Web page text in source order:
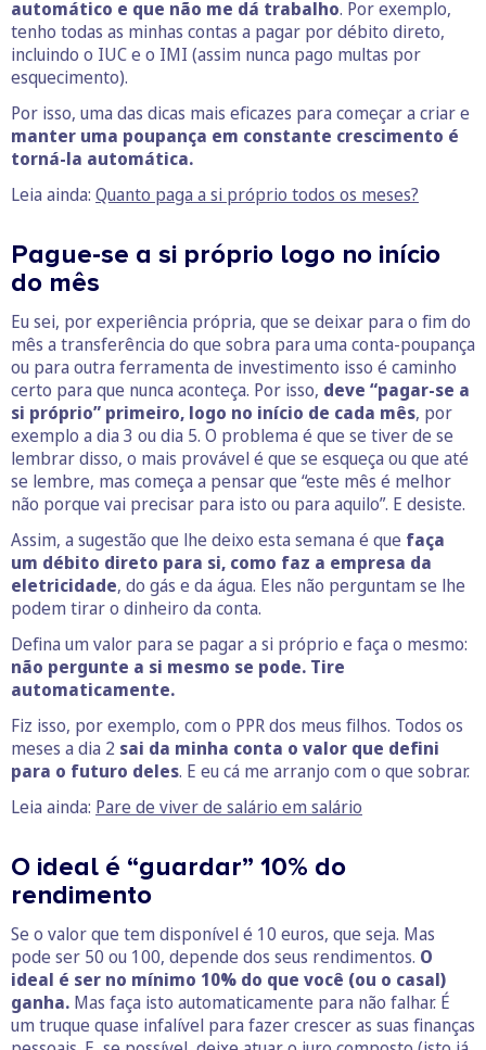
automático e que não me dá trabalho. Por exemplo,
tenho todas as minhas contas a pagar por débito direto,
incluindo o IUC e o IMI (assim nunca pago multas por
esquecimento).
Por isso, uma das dicas mais eficazes para começar a criar e
manter uma poupança em constante crescimento é
torná-la automática.
Leia ainda: Quanto paga a si próprio todos os meses?
Pague-se a si próprio logo no início
do mês
Eu sei, por experiência própria, que se deixar para o fim do
mês a transferência do que sobra para uma conta-poupança
ou para outra ferramenta de investimento isso é caminho
certo para que nunca aconteça. Por isso, deve “pagar-se a
si próprio” primeiro, logo no início de cada mês, por
exemplo a dia 3 ou dia 5. O problema é que se tiver de se
lembrar disso, o mais provável é que se esqueça ou que até
se lembre, mas começa a pensar que “este mês é melhor
não porque vai precisar para isto ou para aquilo”. E desiste.
Assim, a sugestão que lhe deixo esta semana é que faça
um débito direto para si, como faz a empresa da
eletricidade, do gás e da água. Eles não perguntam se lhe
podem tirar o dinheiro da conta.
Defina um valor para se pagar a si próprio e faça o mesmo:
não pergunte a si mesmo se pode. Tire
automaticamente.
Fiz isso, por exemplo, com o PPR dos meus filhos. Todos os
meses a dia 2 sai da minha conta o valor que defini
para o futuro deles. E eu cá me arranjo com o que sobrar.
Leia ainda: Pare de viver de salário em salário
O ideal é “guardar” 10% do
rendimento
Se o valor que tem disponível é 10 euros, que seja. Mas
pode ser 50 ou 100, depende dos seus rendimentos. O
ideal é ser no mínimo 10% do que você (ou o casal)
ganha. Mas faça isto automaticamente para não falhar. É
um truque quase infalível para fazer crescer as suas finanças